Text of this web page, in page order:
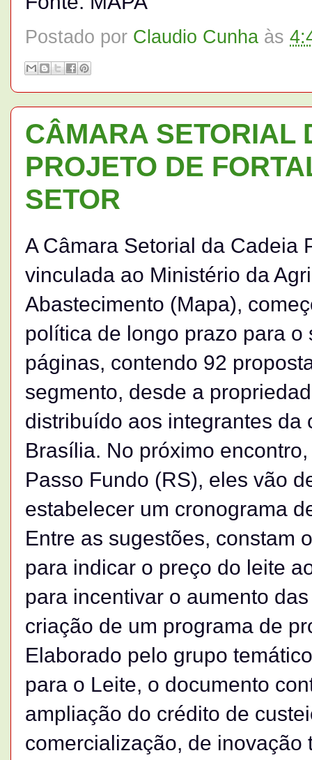
Postado por Claudio Cunha às
CÂMARA SETORIAL
PROJETO DE
SETOR
A Câmara Setorial da Cadeia
vinculada ao Ministério da
Abastecimento (Mapa),
política de longo prazo para
páginas, contendo 92
segmento, desde a
distribuído aos integrantes da
Brasília. No próximo
Passo Fundo (RS), eles vão
estabelecer um cronograma
Entre as sugestões, constam
para indicar o preço do leite
para incentivar o aumento
criação de um programa de
Elaborado pelo grupo
para o Leite, o documento
ampliação do crédito de
comercialização, de